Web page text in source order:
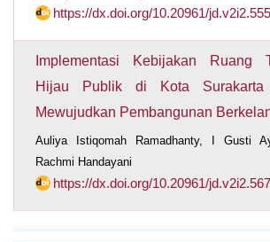
https://dx.doi.org/10.20961/
Implementasi Kebijakan Ruang
Hijau Publik di Kota Surakarta
Mewujudkan Pembangunan
Auliya Istiqomah Ramadhanty, I Gusti
Rachmi Handayani
https://dx.doi.org/10.20961/